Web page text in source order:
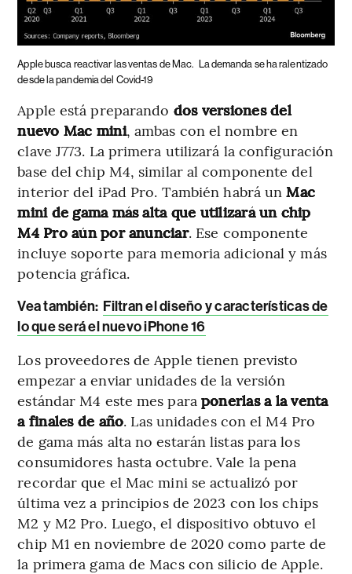
Apple busca reactivar las ventas de Mac.
La demanda se ha ralentizado
desde la pandemia del Covid-19
Apple está preparando dos versiones del
nuevo Mac mini, ambas con el nombre en
clave J773. La primera utilizará la configuración
base del chip M4, similar al componente del
interior del iPad Pro. También habrá unMac
mini de gama más alta que utilizará un chip
M4 Pro aún por anunciar. Ese componente
incluye soporte para memoria adicional y más
potencia gráfica.
Vea también: Filtran el diseño y características de
lo que será el nuevo iPhone 16
Los proveedores de Apple tienen previsto
empezar a enviar unidades de la versión
estándar M4 este mes para ponerlas a la venta
a finales de año. Las unidades con el M4 Pro
de gama más alta no estarán listas para los
consumidores hasta octubre. Vale la pena
recordar que el Mac mini se actualizó por
última vez a principios de 2023 con los chips
M2 y M2 Pro. Luego, el dispositivo obtuvo el
chip M1 en noviembre de 2020 como parte de
la primera gama de Macs con silicio de Apple.